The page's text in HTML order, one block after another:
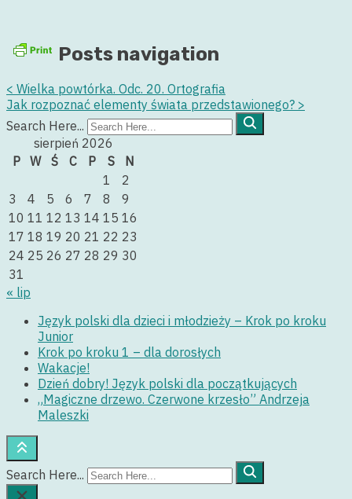
Posts navigation
< Wielka powtórka. Odc. 20. Ortografia
Jak rozpoznać elementy świata przedstawionego? >
Search Here...
sierpień 2026
P W Ś C P S
N
1
2
3
4 5 6 7 8
9
10 11 12 13 14 15 16
17 18 19 20 21 22 23
24 25 26 27 28 29 30
31
« lip
Język polski dla dzieci i młodzieży – Krok po kroku
Junior
Krok po kroku 1 – dla dorosłych
Wakacje!
Dzień dobry! Język polski dla początkujących
„Magiczne drzewo. Czerwone krzesło” Andrzeja
Maleszki
Search Here...